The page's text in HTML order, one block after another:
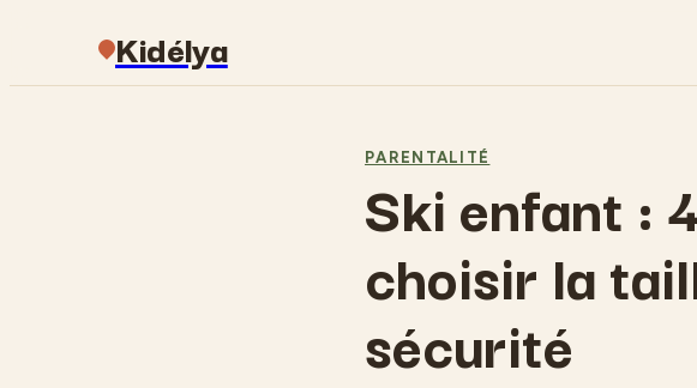
Kidélya
PARENTALITÉ
Ski enfant :
choisir la
sécurité